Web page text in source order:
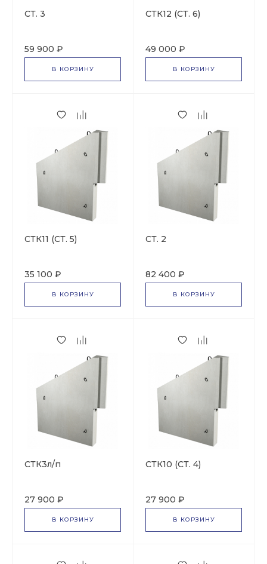
СТ. 3
59 900 ₽
В КОРЗИНУ
СТК12 (СТ. 6)
49 000 ₽
В КОРЗИНУ
СТК11 (СТ. 5)
35 100 ₽
В КОРЗИНУ
СТ. 2
82 400 ₽
В КОРЗИНУ
СТК3л/п
27 900 ₽
В КОРЗИНУ
СТК10 (СТ. 4)
27 900 ₽
В КОРЗИНУ